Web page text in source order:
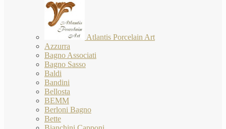
Atlantis Porcelain Art
Azzurra
Bagno Associati
Bagno Sasso
Baldi
Bandini
Bellosta
BEMM
Berloni Bagno
Bette